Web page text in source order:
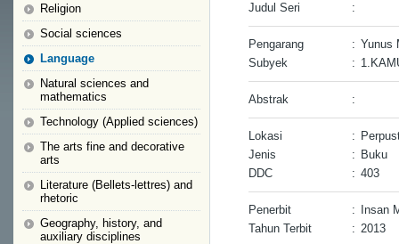
Religion
Social sciences
Language
Natural sciences and
mathematics
Technology (Applied sciences)
The arts fine and decorative
arts
Literature (Bellets-lettres) and
rhetoric
Geography, history, and
auxiliary disciplines
Judul Seri
:
Pengarang : Yunus
Subyek
:
Abstrak :
Lokasi :
Jenis
: Buku
DDC
: 403
Penerbit :
Insan
Tahun Terbit
: 2013